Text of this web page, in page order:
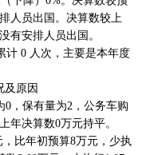
人员出国。决算数较上
有安排人员出国。
计 0 人次，主要是本年度
及原因
0，保有量为2，公务车购
年决算数0万元持平。
比年初预算8万元，少执